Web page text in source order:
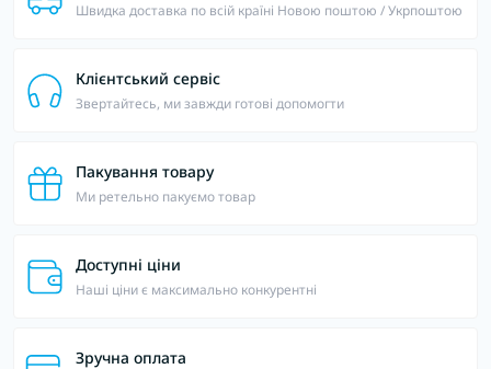
Швидка доставка по всій країні Новою поштою / Укрпоштою
Клієнтський сервіс
Звертайтесь, ми завжди готові допомогти
Пакування товару
Ми ретельно пакуємо товар
Доступні ціни
Наші ціни є максимально конкурентні
Зручна оплата